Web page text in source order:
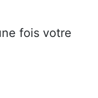
fois votre